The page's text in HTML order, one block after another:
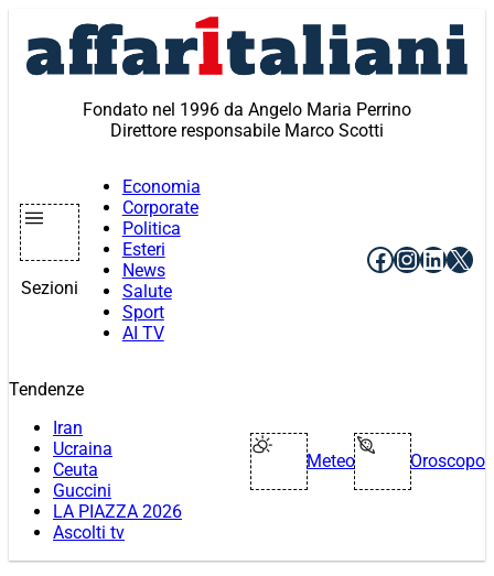
contenuto
Fondato nel 1996 da Angelo Maria Perrino
Direttore responsabile Marco Scotti
Sezioni
Economia
Corporate
Politica
Esteri
News
Salute
Sport
AI TV
Facebook
X
Tendenze
Iran
Ucraina
Ceuta
Guccini
LA PIAZZA 2026
Ascolti tv
Meteo Oroscopo